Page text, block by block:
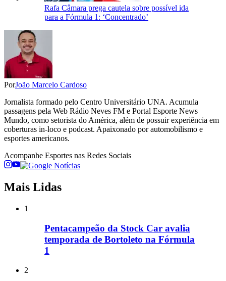
Rafa Câmara prega cautela sobre possível ida
para a Fórmula 1: ‘Concentrado’
PorJoão Marcelo Cardoso
Jornalista formado pelo Centro Universitário UNA. Acumula
passagens pela Web Rádio Neves FM e Portal Esporte News
Mundo, como setorista do América, além de possuir experiência em
coberturas in-loco e podcast. Apaixonado por automobilismo e
esportes americanos.
Acompanhe Esportes nas Redes Sociais
Mais Lidas
1
Pentacampeão da Stock Car avalia
temporada de Bortoleto na Fórmula
1
2